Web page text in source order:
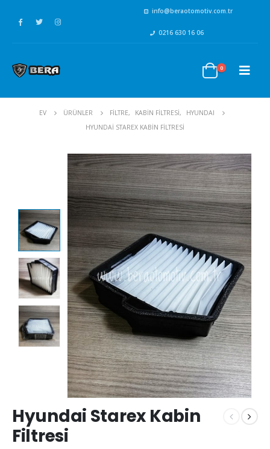
info@beraotomotiv.com.tr
0216 630 16 06
0
EV ÜRÜNLER FİLTRE, KABİN FİLTRESİ,
HYUNDAI
HYUNDAI STAREX KABIN FILTRESI
Hyundai Starex Kabin
Filtresi